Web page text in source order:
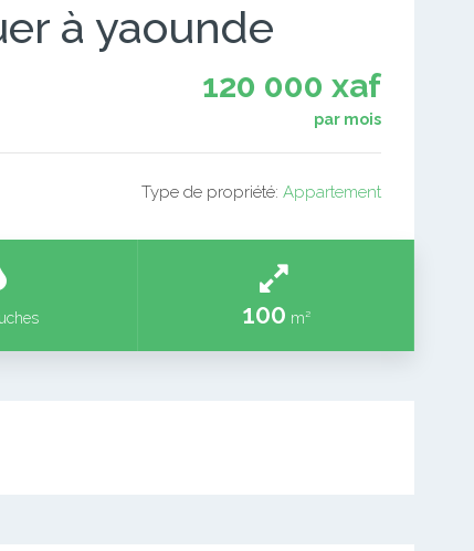
à yaounde
120 000 xaf
par mois
Type de propriété: Appartement
100 m²